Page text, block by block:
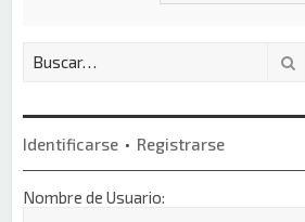
Identificarse • Registrarse
Nombre de Usuario: